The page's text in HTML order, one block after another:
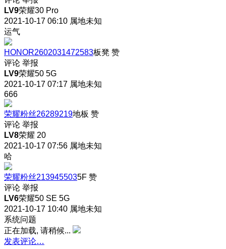
LV9荣耀30 Pro
2021-10-17 06:10 属地未知
运气
HONOR2602031472583板凳 赞
评论 举报
LV9荣耀50 5G
2021-10-17 07:17 属地未知
666
荣耀粉丝26289219地板 赞
评论 举报
LV8荣耀 20
2021-10-17 07:56 属地未知
哈
荣耀粉丝2139455035F 赞
评论 举报
LV6荣耀50 SE 5G
2021-10-17 10:40 属地未知
系统问题
正在加载, 请稍候...
发表评论…